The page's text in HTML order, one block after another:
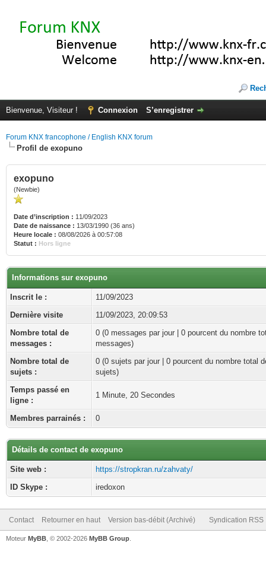
Bienvenue, Visiteur ! Connexion S’enregistrer
Forum KNX francophone / English KNX forum
Profil de exopuno
exopuno
(Newbie)
Date d’inscription : 11/09/2023
Date de naissance : 13/03/1990 (36 ans)
Heure locale : 08/08/2026 à 00:57:08
Statut : Hors ligne
Informations sur exopuno
Inscrit le :
11/09/2023
Dernière visite
11/09/2023, 20:09:53
Nombre total de
messages :
0 (0 messages par jour | 0 pourcent du nombre
messages)
Nombre total de
sujets :
0 (0 sujets par jour | 0 pourcent du nombre total
sujets)
Temps passé en
ligne :
1 Minute, 20 Secondes
Membres parrainés : 0
Détails de contact de exopuno
Site web :
https://stropkran.ru/zahvaty/
ID Skype :
iredoxon
Contact Retourner en haut Version bas-débit (Archivé) Syndication RSS
Moteur MyBB , © 2002-2026 MyBB Group